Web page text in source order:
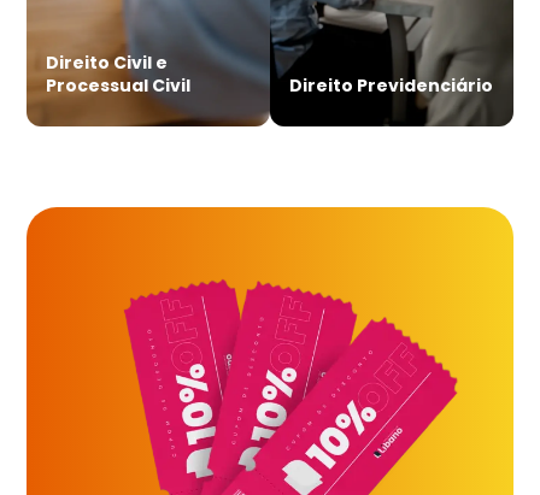
Direito Civil e
Processual Civil
Direito Previdenciário